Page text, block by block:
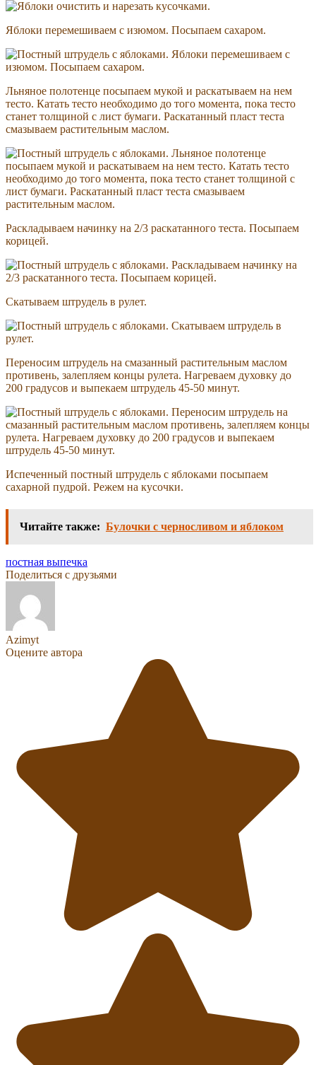
Яблоки перемешиваем с изюмом. Посыпаем сахаром.
Льняное полотенце посыпаем мукой и раскатываем на нем
тесто. Катать тесто необходимо до того момента, пока тесто
станет толщиной с лист бумаги. Раскатанный пласт теста
смазываем растительным маслом.
Раскладываем начинку на 2/3 раскатанного теста. Посыпаем
корицей.
Скатываем штрудель в рулет.
Переносим штрудель на смазанный растительным маслом
противень, залепляем концы рулета. Нагреваем духовку до
200 градусов и выпекаем штрудель 45-50 минут.
Испеченный постный штрудель с яблоками посыпаем
сахарной пудрой. Режем на кусочки.
Читайте также: Булочки с черносливом и яблоком
постная выпечка
Поделиться с друзьями
Azimyt
Оцените автора